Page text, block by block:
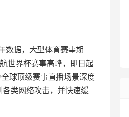
数据，大型体育赛事期
世界杯赛事高峰，即日起
球顶级赛事直播场景深度
类网络攻击，并快速缓